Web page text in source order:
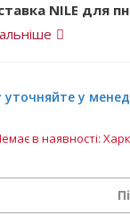
NILE для
уточняйте у
в наявності: